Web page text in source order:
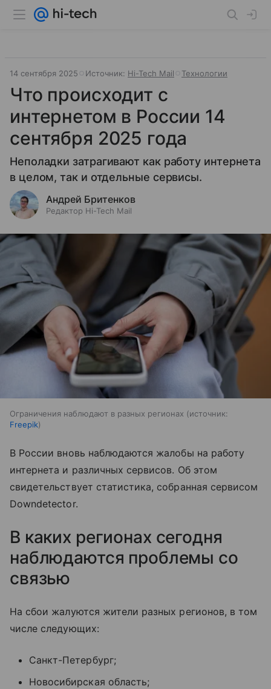
14 сентября 2025 Источник: Hi-Tech Mail Технологии
Что происходит с
интернетом в России 14
сентября 2025 года
Неполадки затрагивают как работу интернета
в целом, так и отдельные сервисы.
Андрей Бритенков
Редактор Hi-Tech Mail
Ограничения наблюдают в разных регионах
источник:
Freepik
В России вновь наблюдаются жалобы на работу
интернета и различных сервисов. Об этом
свидетельствует статистика, собранная сервисом
Downdetector.
В каких регионах сегодня
наблюдаются проблемы со
связью
На сбои жалуются жители разных регионов, в том
числе следующих:
Санкт-Петербург;
Новосибирская область;